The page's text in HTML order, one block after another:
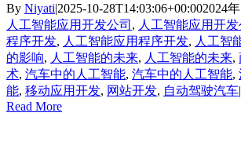
By Niyati|2025-10-28T14:03:06+00:002024
人工智能应用开发公司 , 人工智能应用开发
程序开发, 人工智能应用程序开发, 人工智
的影响, 人工智能的未来, 人工智能的未来,
术, 汽车中的人工智能, 汽车中的人工智能,
能, 移动应用开发, 网站开发, 自动驾驶汽车|
Read More